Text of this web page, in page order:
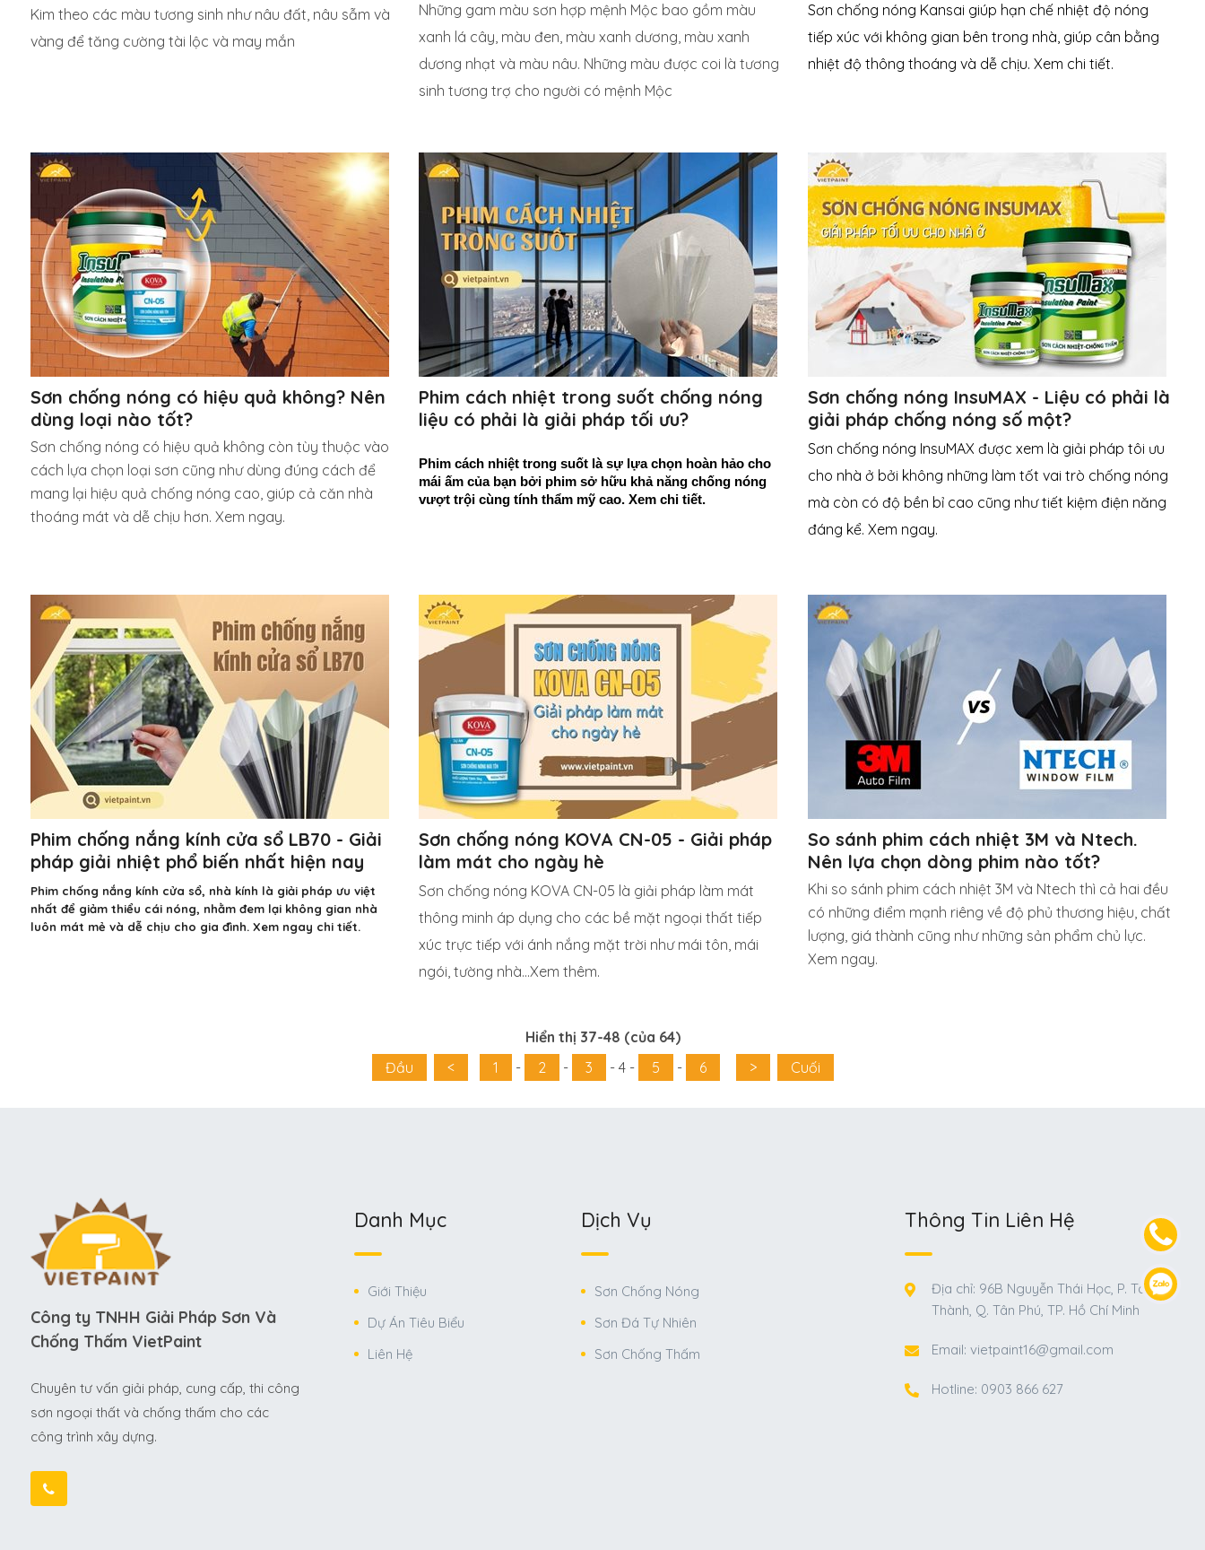
Kim theo các màu tương sinh như nâu đất, nâu sẫm và
vàng để tăng cường tài lộc và may mắn
Những gam màu sơn hợp mệnh Mộc bao gồm màu
xanh lá cây, màu đen, màu xanh dương, màu xanh
dương nhạt và màu nâu. Những màu được coi là tương
sinh tương trợ cho người có mệnh Mộc
Sơn chống nóng Kansai giúp hạn chế nhiệt độ nóng
tiếp xúc với không gian bên trong nhà, giúp cân bằng
nhiệt độ thông thoáng và dễ chịu. Xem chi tiết.
Sơn chống nóng có hiệu quả không? Nên
dùng loại nào tốt?
Sơn chống nóng có hiệu quả không còn tùy thuộc vào
cách lựa chọn loại sơn cũng như dùng đúng cách để
mang lại hiệu quả chống nóng cao, giúp cả căn nhà
thoáng mát và dễ chịu hơn. Xem ngay.
Phim cách nhiệt trong suốt chống nóng
liệu có phải là giải pháp tối ưu?
Phim cách nhiệt trong suốt là sự lựa chọn hoàn hảo cho
mái ấm của bạn bởi phim sở hữu khả năng chống nóng
vượt trội cùng tính thẩm mỹ cao. Xem chi tiết.
Sơn chống nóng InsuMAX - Liệu có phải là
giải pháp chống nóng số một?
Sơn chống nóng InsuMAX được xem là giải pháp tôi ưu
cho nhà ở bởi không những làm tốt vai trò chống nóng
mà còn có độ bền bỉ cao cũng như tiết kiệm điện năng
đáng kể. Xem ngay.
Phim chống nắng kính cửa sổ LB70 - Giải
pháp giải nhiệt phổ biến nhất hiện nay
Phim chống nắng kính cửa sổ, nhà kính là giải pháp ưu việt
nhất để giảm thiểu cái nóng, nhằm đem lại không gian nhà
luôn mát mẻ và dễ chịu cho gia đình. Xem ngay chi tiết.
Sơn chống nóng KOVA CN-05 - Giải pháp
làm mát cho ngày hè
Sơn chống nóng KOVA CN-05 là giải pháp làm mát
thông minh áp dụng cho các bề mặt ngoại thất tiếp
xúc trực tiếp với ánh nắng mặt trời như mái tôn, mái
ngói, tường nhà...Xem thêm.
So sánh phim cách nhiệt 3M và Ntech.
Nên lựa chọn dòng phim nào tốt?
Khi so sánh phim cách nhiệt 3M và Ntech thì cả hai đều
có những điểm mạnh riêng về độ phủ thương hiệu, chất
lượng, giá thành cũng như những sản phẩm chủ lực.
Xem ngay.
Hiển thị 37-48 (của 64)
Đầu
< 1 - 2 - 3 - 4- 5 - 6 > Cuối
Công ty TNHH Giải Pháp Sơn Và
Chống Thấm VietPaint
Chuyên tư vấn giải pháp, cung cấp, thi công
sơn ngoại thất và chống thấm cho các
công trình xây dựng.
Danh Mục
Giới Thiệu
Dự Án Tiêu Biểu
Liên Hệ
Dịch Vụ
Sơn Chống Nóng
Sơn Đá Tự Nhiên
Sơn Chống Thấm
Thông Tin Liên Hệ
Địa chỉ: 96B Nguyễn Thái Học, P. Tân
Thành, Q. Tân Phú, TP. Hồ Chí Minh
Email: vietpaint16@gmail.com
Hotline: 0903 866 627